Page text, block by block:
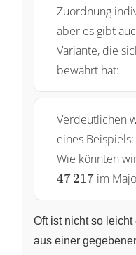
Zuordnung
aber es gibt
Variante, die
bewährt hat:
Verdeutlichen
eines Beispiels:
Wie könnten
47217 im
Oft ist nicht so
aus einer